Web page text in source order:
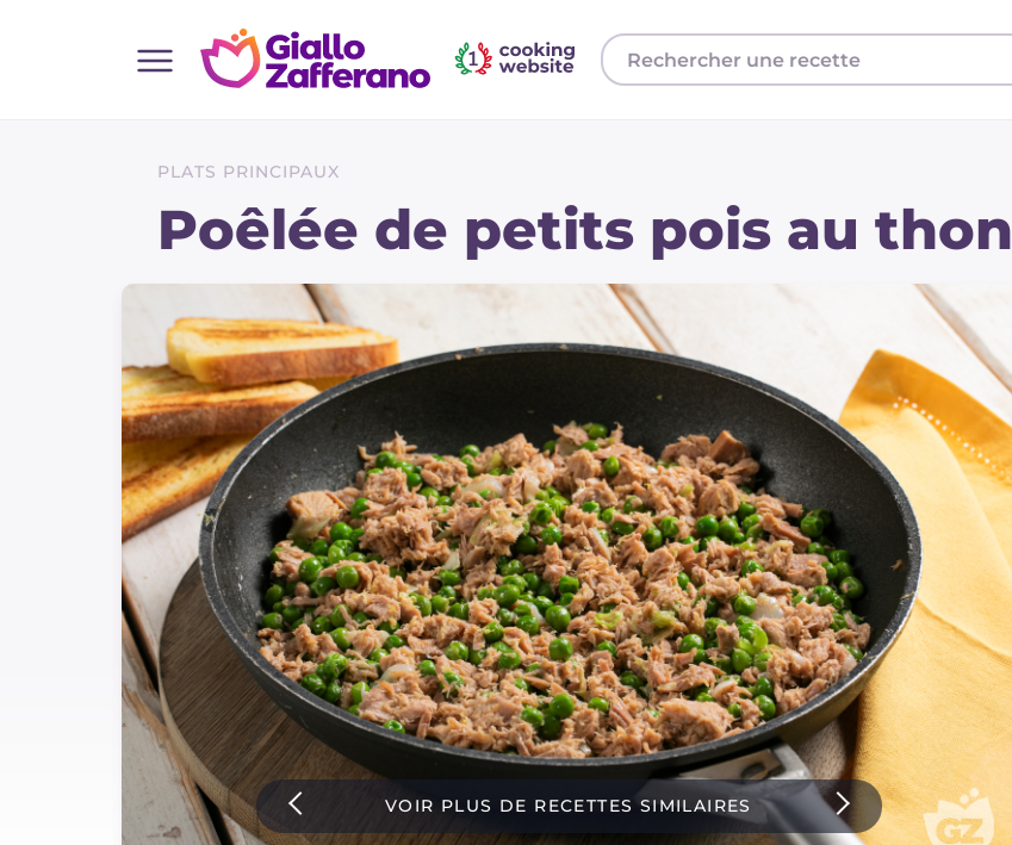
Toutes les recettes
Plats principaux
Boissons et rafraîchissements
Accompagnement
Pizzas et focaccia
Gateaux et patisserie
Dernieres recettes
IT Website
Instagram
PLATS PRINCIPAUX
Poêlée de petits pois au thon
VOIR PLUS DE RECETTES SIMILAIRES